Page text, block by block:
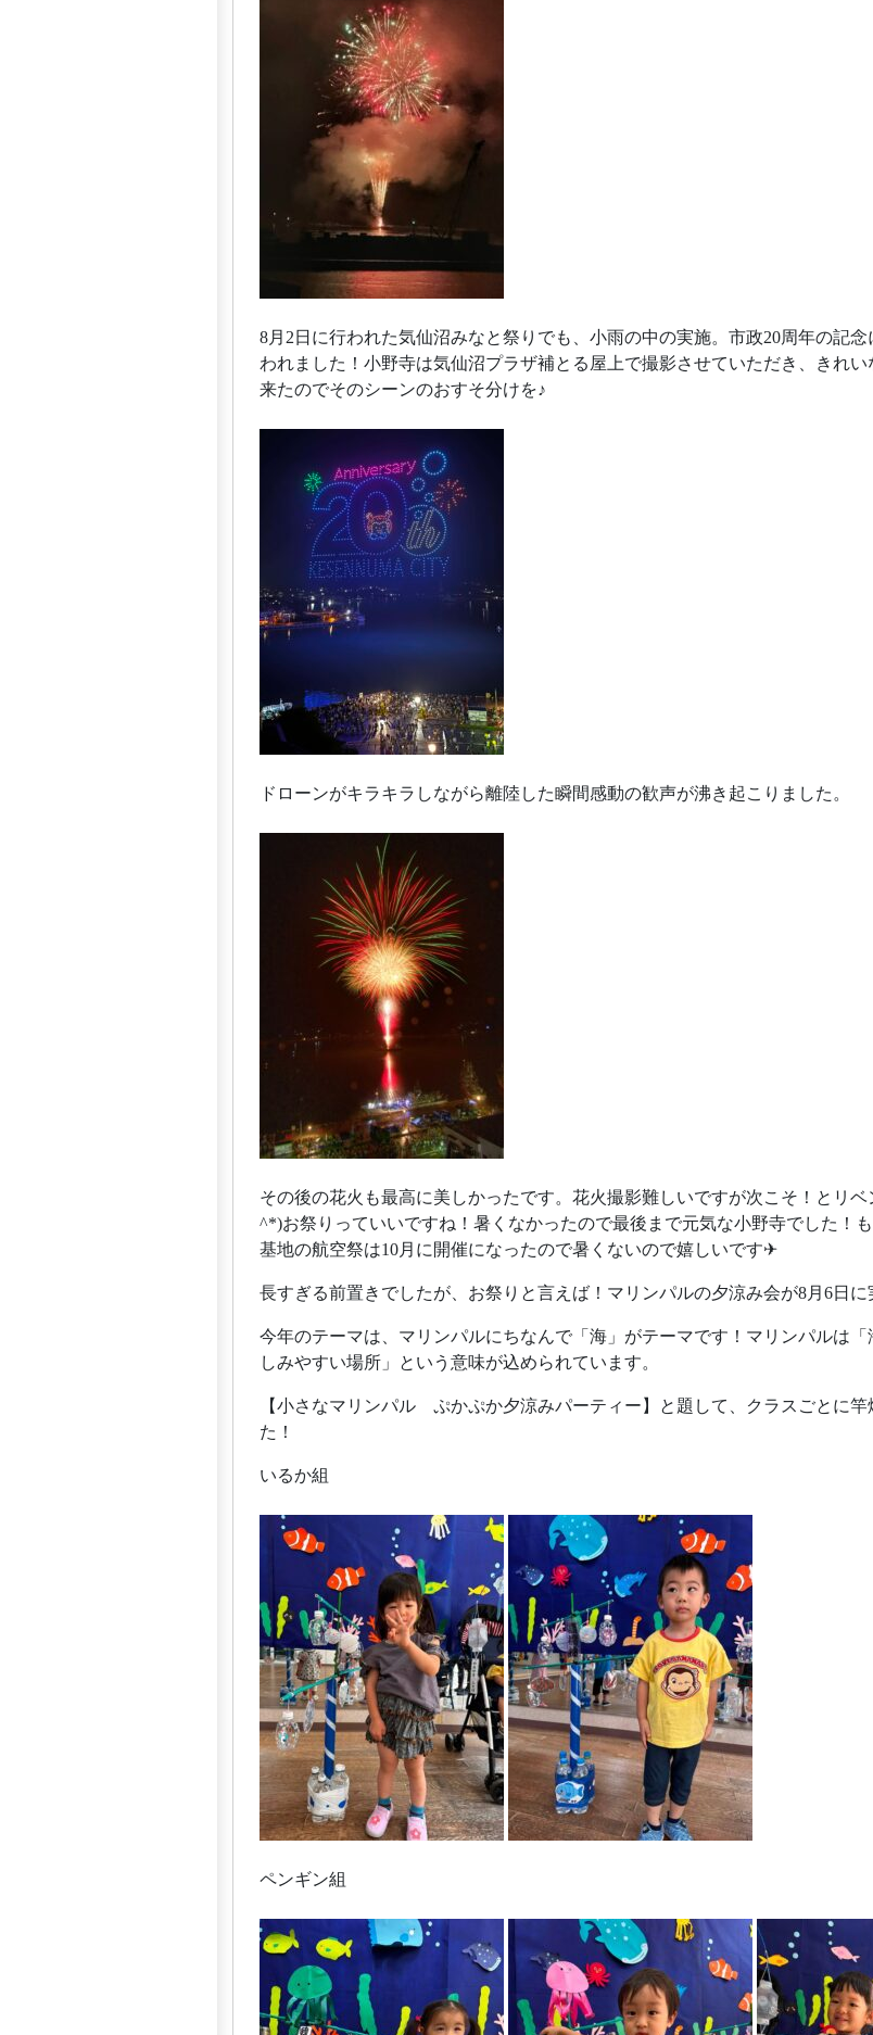
8月2日に行われた気仙沼みなと祭りでも、小雨の中の実施。市政20周年の記
われました！小野寺は気仙沼プラザ補とる屋上で撮影させていただき、きれ
来たのでそのシーンのおすそ分けを♪
ドローンがキラキラしながら離陸した瞬間感動の歓声が沸き起こりました。
その後の花火も最高に美しかったです。花火撮影難しいですが次こそ！とリベ
^*)お祭りっていいですね！暑くなかったので最後まで元気な小野寺でした！
基地の航空祭は10月に開催になったので暑くないので嬉しいです✈
長すぎる前置きでしたが、お祭りと言えば！マリンパルの夕涼み会が8月6日に
今年のテーマは、マリンパルにちなんで「海」がテーマです！マリンパルは
しみやすい場所」という意味が込められています。
【小さなマリンパル ぷかぷか夕涼みパーティー】と題して、クラスごとに竿
た！
いるか組
ペンギン組